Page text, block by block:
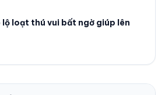
loạt thú vui bất ngờ giúp lên